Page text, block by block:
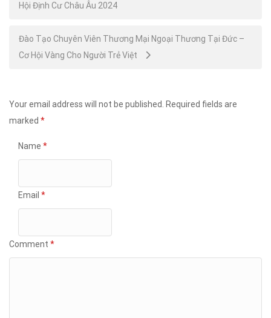
navigation
Hội Định Cư Châu Âu 2024
Đào Tạo Chuyên Viên Thương Mại Ngoại Thương Tại Đức –
Cơ Hội Vàng Cho Người Trẻ Việt
Your email address will not be published. Required fields are
marked *
Name *
Email *
Comment *